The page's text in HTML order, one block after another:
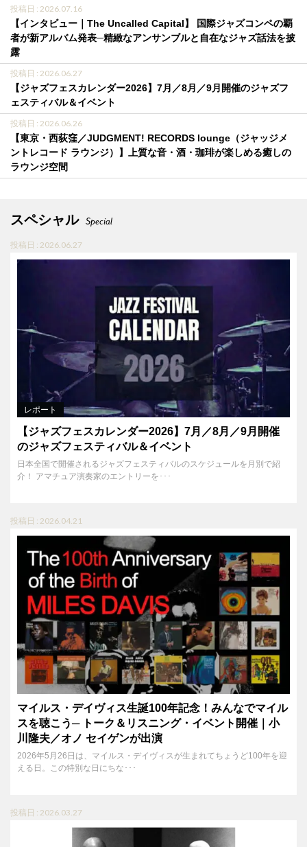
投稿日 : 2026.07.16
【インタビュー｜The Uncalled Capital】 国際ジャズコンペの覇
者が新アルバム発表─精緻なアンサンブルと自在なジャズ話法を披
露
投稿日 : 2026.06.27
【ジャズフェスカレンダー2026】7月／8月／9月開催のジャズフ
ェスティバル＆イベント
投稿日 : 2026.06.26
【東京・西荻窪／JUDGMENT! RECORDS lounge（ジャッジメ
ントレコード ラウンジ）】上質な音・酒・珈琲が楽しめる癒しの
ラウンジ空間
スペシャル Special
投稿日 : 2026.06.27
レポート
【ジャズフェスカレンダー2026】7月／8月／9月開催
のジャズフェスティバル＆イベント
日本全国で開催されるジャズフェスティバルのスケジュールを月別で紹
介！ アマチュア演奏家のエントリーを･･･
投稿日 : 2026.04.21
マイルス・デイヴィス生誕100年記念！みんなでマイル
スを聴こう─ トーク＆リスニング・イベント開催｜小
川隆夫／オノ セイゲンが出演
2026年5月26日は、マイルス・デイヴィスが生まれてちょうど100年を迎
える日。この特別な日にちな･･･
投稿日 : 2026.03.27